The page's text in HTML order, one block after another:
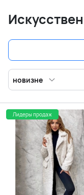
новизне
Лидеры продаж